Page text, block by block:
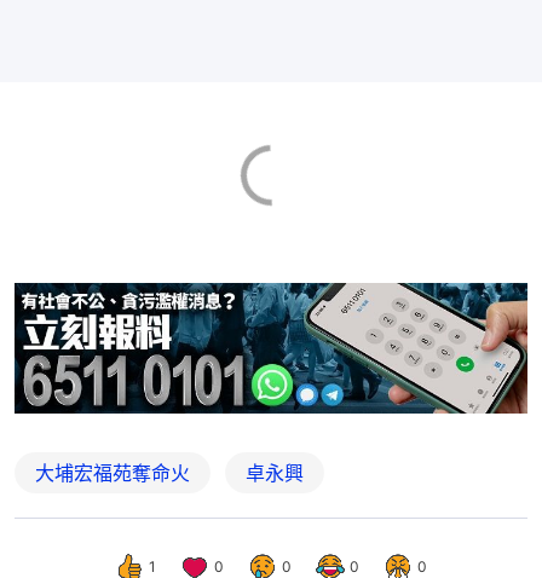
大埔宏福苑奪命火 卓永興
1 0 0 0 0